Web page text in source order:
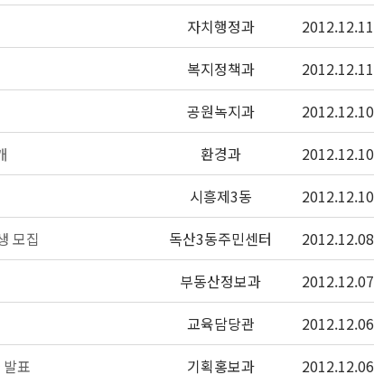
자치행정과 2012.12.11
복지정책과 2012.12.11
공원녹지과 2012.12.10
환경과 2012.12.10
시흥제3동 2012.12.10
모집 독산3동주민센터 2012.12.08
부동산정보과 2012.12.07
교육담당관 2012.12.06
표 기획홍보과 2012.12.06